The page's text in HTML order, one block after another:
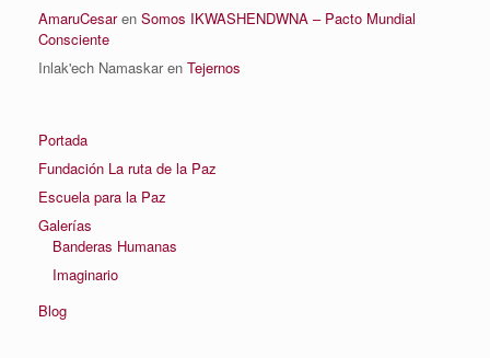
AmaruCesaren Somos IKWASHENDWNA – Pacto Mundial
Consciente
Inlak'ech Namaskaren Tejernos
Portada
Fundación La ruta de la Paz
Escuela para la Paz
Galerías
Banderas Humanas
Imaginario
Blog